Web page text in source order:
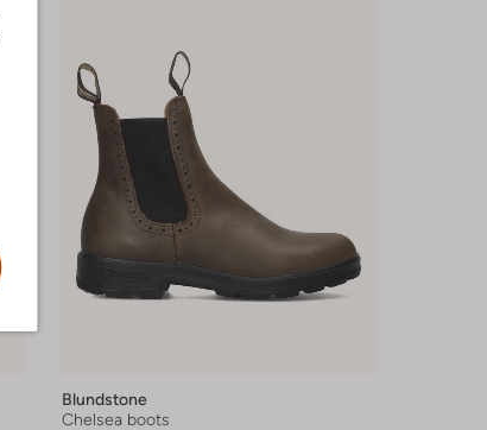
Blundstone
Chelsea boots